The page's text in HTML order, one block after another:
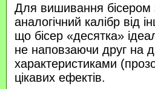
Для вишивання бісером
аналогічний калібр від
що бісер «десятка»
не наповзаючи друг на
характеристиками
цікавих ефектів.